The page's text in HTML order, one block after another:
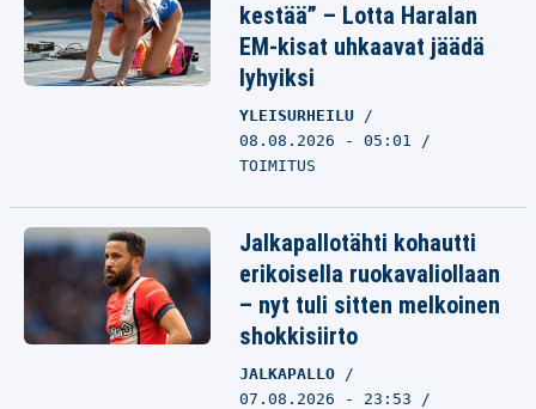
kestää” – Lotta Haralan
EM-kisat uhkaavat jäädä
lyhyiksi
YLEISURHEILU
08.08.2026 - 05:01
TOIMITUS
Jalkapallotähti kohautti
erikoisella ruokavaliollaan
– nyt tuli sitten melkoinen
shokkisiirto
JALKAPALLO
07.08.2026 - 23:53